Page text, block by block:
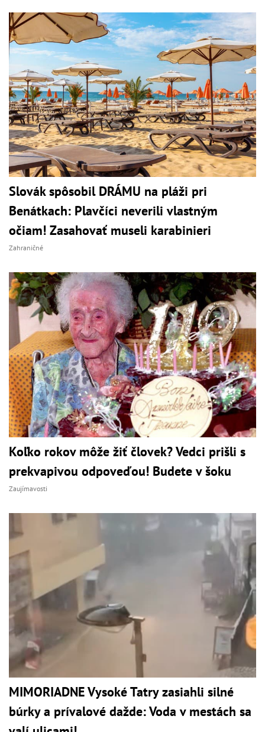
Slovák spôsobil DRÁMU na pláži pri
Benátkach: Plavčíci neverili vlastným
očiam! Zasahovať museli karabinieri
Zahraničné
Koľko rokov môže žiť človek? Vedci prišli s
prekvapivou odpoveďou! Budete v šoku
Zaujímavosti
MIMORIADNE Vysoké Tatry zasiahli silné
búrky a prívalové dažde: Voda v mestách sa